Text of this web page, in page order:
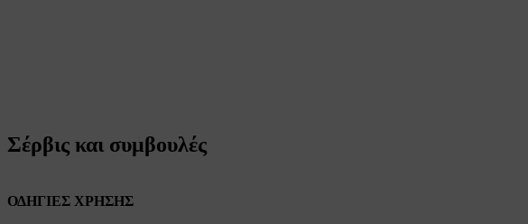
Σέρβις και συμβουλές
ΟΔΗΓΙΕΣ ΧΡΗΣΗΣ